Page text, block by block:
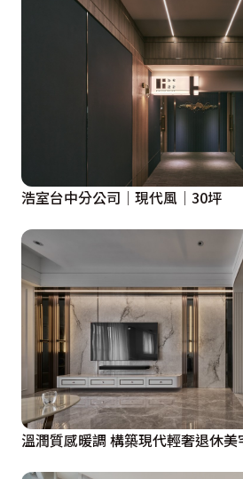
浩室台中分公司│現代風│30坪
溫潤質感暖調 構築現代輕奢退休